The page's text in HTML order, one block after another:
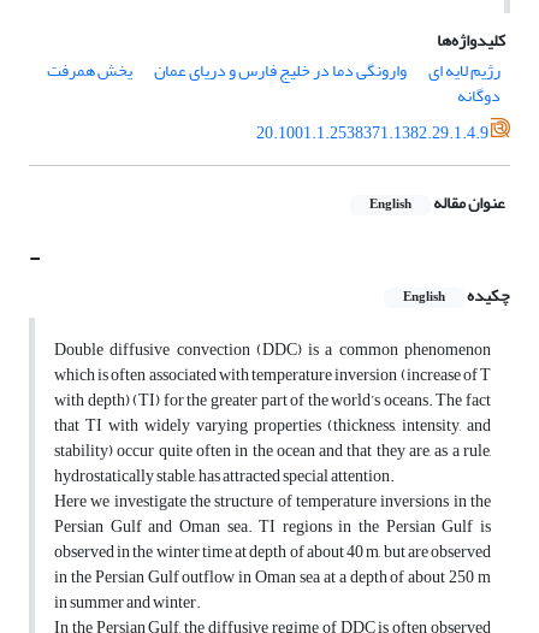
کلیدواژه‌ها
رژیم لایه ای
وارونگی دما در خلیج فارس و دریای عمان یخش همرفت
دوگانه
20.1001.1.2538371.1382.29.1.4.9
عنوان مقاله English
-
چکیده English
Double diffusive convection (DDC) is a common phenomenon
which is often associated with temperature inversion (increase of T
with depth) (TI) for the greater part of the world’s oceans. The fact
that TI with widely varying properties (thickness, intensity, and
stability) occur quite often in the ocean and that they are, as a rule,
hydrostatically stable, has attracted special attention.
Here we investigate the structure of temperature inversions in the
Persian Gulf and Oman sea. TI regions in the Persian Gulf is
observed in the winter time at depth of about 40 m, but are observed
in the Persian Gulf outflow in Oman sea at a depth of about 250 m
in summer and winter.